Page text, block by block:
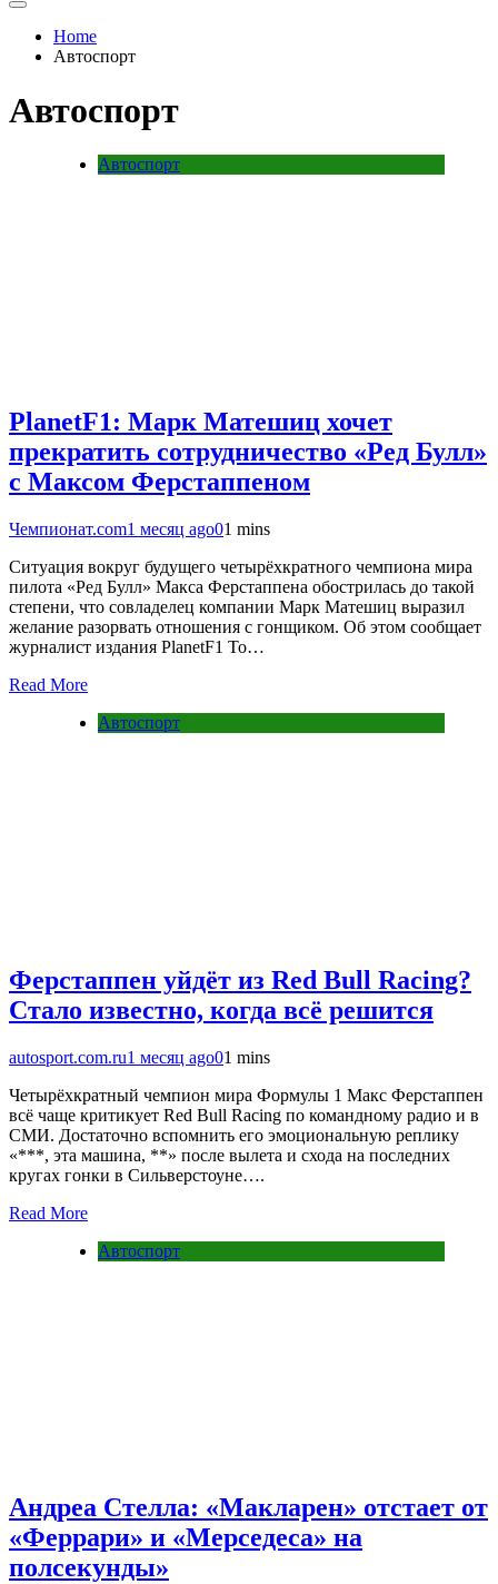
Home
Автоспорт
Автоспорт
Автоспорт
PlanetF1: Марк Матешиц хочет
прекратить сотрудничество «Ред Булл»
с Максом Ферстаппеном
Чемпионат.com1 месяц ago01 mins
Cитуация вокруг будущего четырёхкратного чемпиона мира
пилота «Ред Булл» Макса Ферстаппена обострилась до такой
степени, что совладелец компании Марк Матешиц выразил
желание разорвать отношения с гонщиком. Об этом сообщает
журналист издания PlanetF1 То…
Read More
Автоспорт
Ферстаппен уйдёт из Red Bull Racing?
Стало известно, когда всё решится
autosport.com.ru1 месяц ago01 mins
Четырёхкратный чемпион мира Формулы 1 Макс Ферстаппен
всё чаще критикует Red Bull Racing по командному радио и в
СМИ. Достаточно вспомнить его эмоциональную реплику
«***, эта машина, **» после вылета и схода на последних
кругах гонки в Сильверстоуне….
Read More
Автоспорт
Андреа Стелла: «Макларен» отстает от
«Феррари» и «Мерседеса» на
полсекунды»